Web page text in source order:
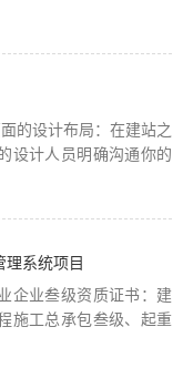
。产品的价格、生产、
目的是以直接有效的
的设计布局：在建站之
设计人员明确沟通你的
们需要仔细考虑整体情
标题设置的作...
系统项目
企业叁级资质证书：建
施工总承包叁级、起重